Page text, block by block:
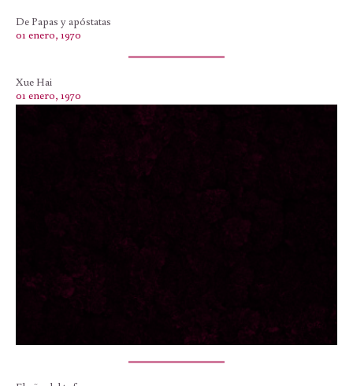
De Papas y apóstatas
01 enero, 1970
Xue Hai
01 enero, 1970